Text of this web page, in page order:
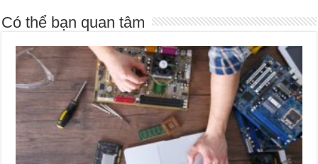
Có thể bạn quan tâm